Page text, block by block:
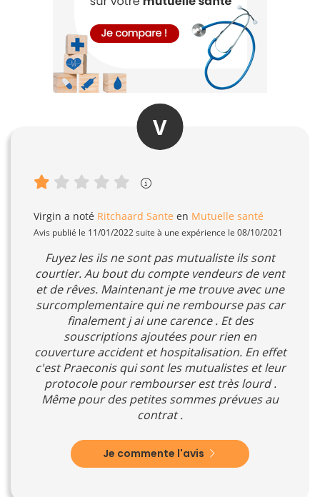
V
Virgin a noté Ritchaard Sante en Mutuelle santé
Avis publié le 11/01/2022 suite à une expérience le 08/10/2021
Fuyez les ils ne sont pas mutualiste ils sont
courtier. Au bout du compte vendeurs de vent
et de rêves. Maintenant je me trouve avec une
surcomplementaire qui ne rembourse pas car
finalement j ai une carence . Et des
souscriptions ajoutées pour rien en
couverture accident et hospitalisation. En effet
c'est Praeconis qui sont les mutualistes et leur
protocole pour rembourser est très lourd .
Même pour des petites sommes prévues au
contrat .
Je commente l'avis